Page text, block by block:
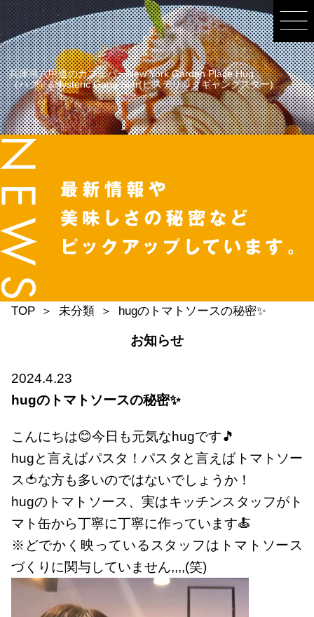
兵庫県六甲道のカフェバーNew York Garden Place Hug
（ハグ）&Hysteric Gang Star(ヒステリックギャングスター)
TOP 未分類 hugのトマトソースの秘密✨
お知らせ
2024.4.23
hugのトマトソースの秘密✨
こんにちは😊今日も元気なhugです🎵
hugと言えばパスタ！パスタと言えばトマトソー
ス🍅な方も多いのではないでしょうか！
hugのトマトソース、実はキッチンスタッフがト
マト缶から丁寧に丁寧に作っています🍝
※どでかく映っているスタッフはトマトソース
づくりに関与していません,,,,(笑)